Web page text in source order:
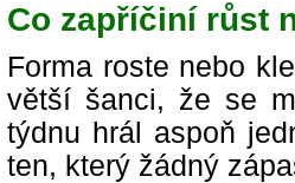
Co zapříčiní růst
Forma roste nebo
větší šanci, že se
týdnu hrál aspoň
ten, který žádný